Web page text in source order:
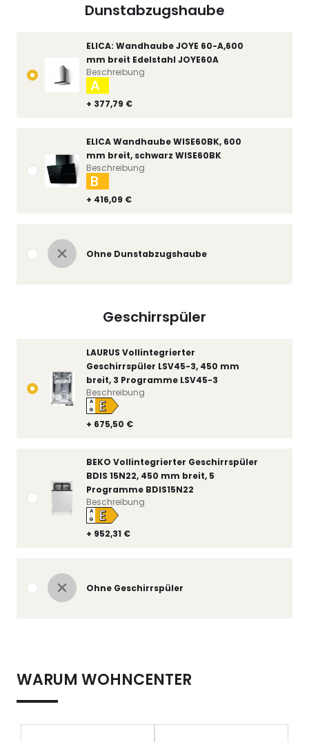
Dunstabzugshaube
ELICA: Wandhaube JOYE 60-A,600
mm breit Edelstahl JOYE60A
+ 377,79 €
A
Beschreibung
ELICA Wandhaube WISE60BK, 600
mm breit, schwarz WISE60BK
+ 416,09 €
B
Beschreibung
Ohne Dunstabzugshaube
Geschirrspüler
LAURUS Vollintegrierter
Geschirrspüler LSV45-3, 450 mm
breit, 3 Programme LSV45-3
+ 675,50 €
A
↑
G E
Beschreibung
BEKO Vollintegrierter Geschirrspüler
BDIS 15N22, 450 mm breit, 5
Programme BDIS15N22
+ 952,31 €
A
↑
G E
Beschreibung
Ohne Geschirrspüler
WARUM WOHNCENTER